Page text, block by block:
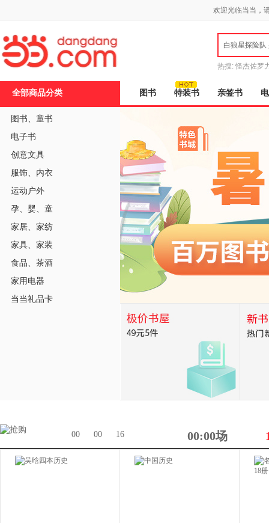
欢迎光临当当，
白狼星探险队
热搜: 怪杰佐罗
全部商品分类 图书 特装书 亲签书
图书、 童书
电子书
创意文具
服饰、 内衣
运动户外
孕、 婴、 童
家居、 家纺
家具、 家装
食品、 茶酒
家用电器
当当礼品卡
00 00 15 00:00场
打
开
无
障
页